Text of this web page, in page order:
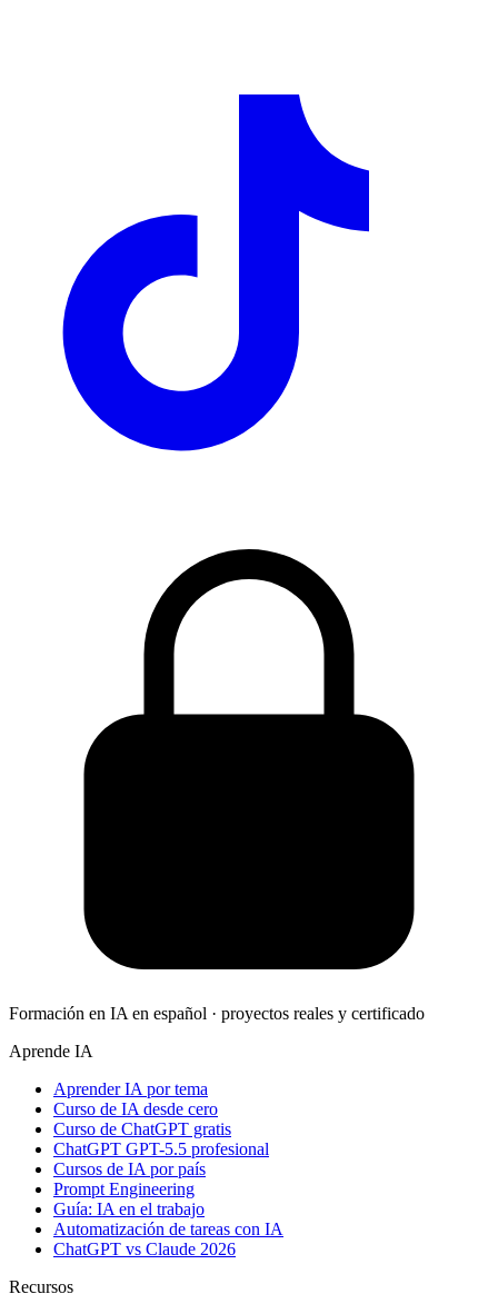
Formación en IA en español · proyectos reales y certificado
Aprende IA
Aprender IA por tema
Curso de IA desde cero
Curso de ChatGPT gratis
ChatGPT GPT-5.5 profesional
Cursos de IA por país
Prompt Engineering
Guía: IA en el trabajo
Automatización de tareas con IA
ChatGPT vs Claude 2026
Recursos